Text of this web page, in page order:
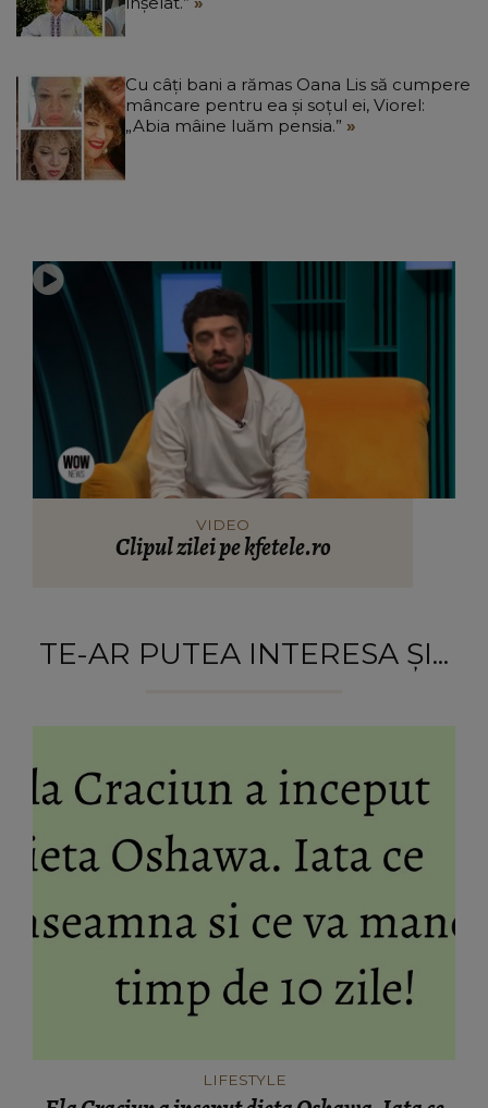
Cu câți bani a rămas Oana Lis să cumpere
mâncare pentru ea și soțul ei, Viorel:
„Abia mâine luăm pensia.”
VIDEO
Clipul zilei pe kfetele.ro
TE-AR PUTEA INTERESA ȘI...
LIFESTYLE